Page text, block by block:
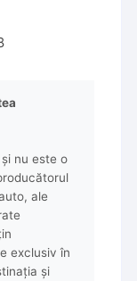
nu este o
ale
exclusiv în
și